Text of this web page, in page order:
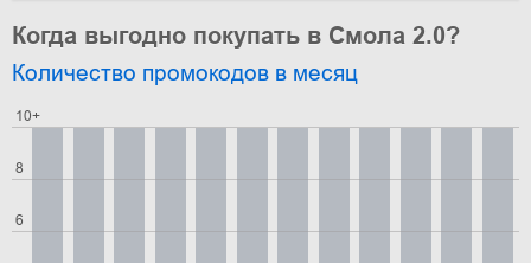
Когда выгодно покупать в Смола 2.0?
Количество промокодов в месяц
6
8
10+